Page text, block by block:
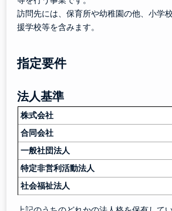
訪問先には、保育所や幼稚園の他、小学
援学校等を含みます。
指定要件
法人基準
株式会社
合同会社
一般社団法人
特定非営利活動法人
社会福祉法人